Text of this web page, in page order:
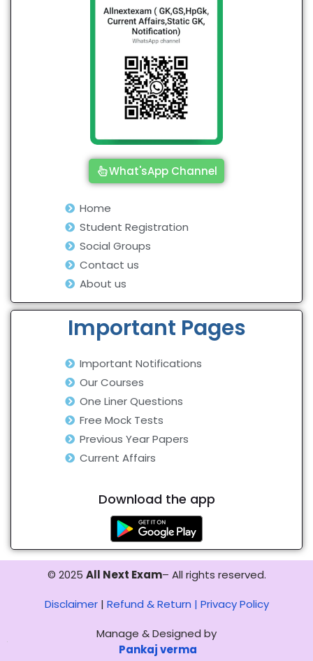
What'sApp Channel
Home
Student Registration
Social Groups
Contact us
About us
Important Pages
Important Notifications
Our Courses
One Liner Questions
Free Mock Tests
Previous Year Papers
Current Affairs
Download the app
© 2025 All Next Exam– All rights reserved.
Disclaimer| Refund & Return | Privacy Policy
Manage & Designed by
Pankaj verma